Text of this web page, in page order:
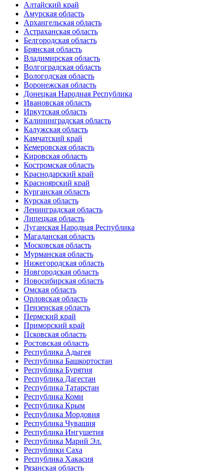
Алтайский край
Амурская область
Архангельская область
Астраханская область
Белгородская область
Брянская область
Владимирская область
Волгоградская область
Вологодская область
Воронежская область
Донецкая Народная Республика
Ивановская область
Иркутская область
Калининградская область
Калужская область
Камчатский край
Кемеровская область
Кировская область
Костромская область
Краснодарский край
Красноярский край
Курганская область
Курская область
Ленинградская область
Липецкая область
Луганская Народная Республика
Магаданская область
Московская область
Мурманская область
Нижегородская область
Новгородская область
Новосибирская область
Омская область
Орловская область
Пензенская область
Пермский край
Приморский край
Псковская область
Ростовская область
Республика Адыгея
Республика Башкортостан
Республика Бурятия
Республика Дагестан
Республика Татарстан
Республика Коми
Республика Крым
Республика Мордовия
Республика Чувашия
Республика Ингушетия
Республика Марий Эл.
Республики Саха
Республика Хакасия
Рязанская область